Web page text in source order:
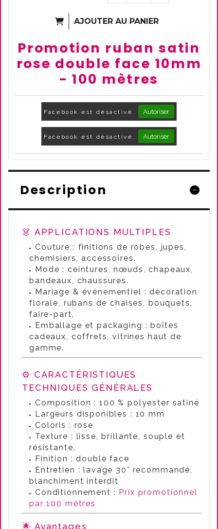
AJOUTER AU PANIER
Promotion ruban satin
rose double face 10mm
- 100 mètres
Facebook est désactivé. Autoriser
Facebook est désactivé. Autoriser
Description
👗 APPLICATIONS MULTIPLES
Couture : finitions de robes, jupes,
chemisiers, accessoires.
Mode : ceintures, nœuds, chapeaux,
bandeaux, chaussures.
Mariage & événementiel : décoration
florale, rubans de chaises, bouquets,
faire-part.
Emballage et packaging : boîtes
cadeaux, coffrets, vitrines haut de
gamme.
⚙️ CARACTÉRISTIQUES
TECHNIQUES GÉNÉRALES
Composition : 100 % polyester satiné
Largeurs disponibles : 10 mm
Coloris : rose
Texture : lisse, brillante, souple et
résistante.
Finition : double face
Entretien : lavage 30° recommandé,
blanchiment interdit
Conditionnement : Prix promotionnel
par 100 mètres
🌟 Avantages